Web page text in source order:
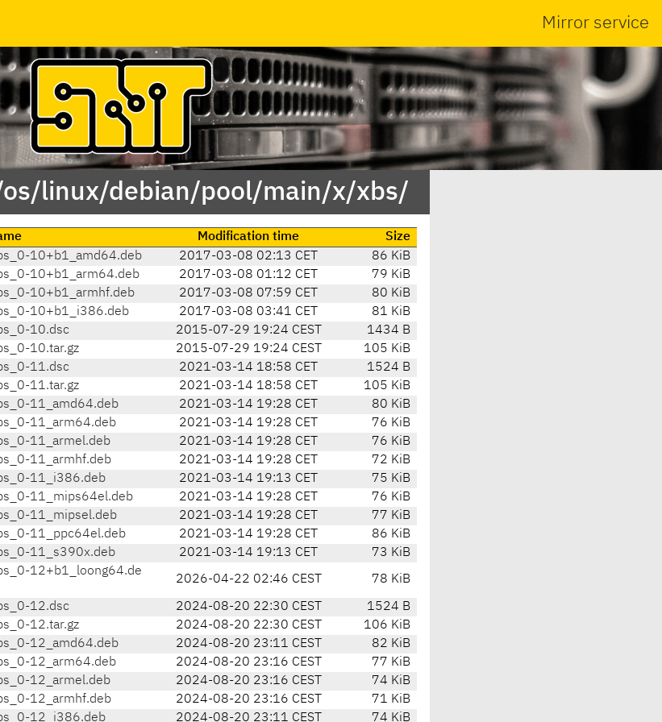
Mirror service
linux/debian/pool/main/x/xbs/
Modification time
Size
10+b1_amd64.deb
2017-03-08 02:13 CET
86 KiB
10+b1_arm64.deb
2017-03-08 01:12 CET
79 KiB
10+b1_armhf.deb
2017-03-08 07:59 CET
80 KiB
10+b1_i386.deb
2017-03-08 03:41 CET
81 KiB
10.dsc
2015-07-29 19:24 CEST
1434 B
10.tar.gz
2015-07-29 19:24 CEST
105 KiB
11.dsc
2021-03-14 18:58 CET
1524 B
11.tar.gz
2021-03-14 18:58 CET
105 KiB
11_amd64.deb
2021-03-14 19:28 CET
80 KiB
11_arm64.deb
2021-03-14 19:28 CET
76 KiB
11_armel.deb
2021-03-14 19:28 CET
76 KiB
11_armhf.deb
2021-03-14 19:28 CET
72 KiB
11_i386.deb
2021-03-14 19:13 CET
75 KiB
11_mips64el.deb
2021-03-14 19:28 CET
76 KiB
11_mipsel.deb
2021-03-14 19:28 CET
77 KiB
11_ppc64el.deb
2021-03-14 19:28 CET
86 KiB
11_s390x.deb
2021-03-14 19:13 CET
73 KiB
12+b1_loong64.de
2026-04-22 02:46 CEST 78 KiB
12.dsc 2024-08-20 22:30 CEST
1524 B
12.tar.gz
2024-08-20 22:30 CEST
106 KiB
12_amd64.deb
2024-08-20 23:11 CEST
82 KiB
12_arm64.deb
2024-08-20 23:16 CEST
77 KiB
12_armel.deb
2024-08-20 23:16 CEST
74 KiB
12_armhf.deb
2024-08-20 23:16 CEST
71 KiB
12_i386.deb
2024-08-20 23:11 CEST 74 KiB